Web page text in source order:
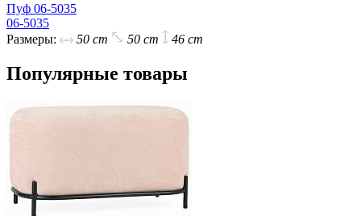
Пуф 06-5035
06-5035
Размеры:
50 cm 50 cm 46 cm
Популярные товары